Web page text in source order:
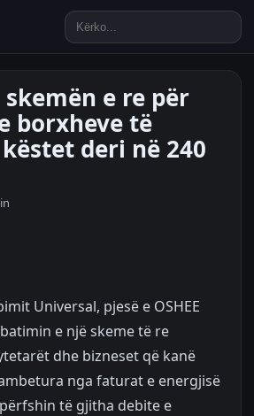
skemën e re për
borxheve të
deri në 240
Universal, pjesë e OSHEE
e një skeme të re
dhe bizneset që kanë
nga faturat e energjisë
të gjitha debite e